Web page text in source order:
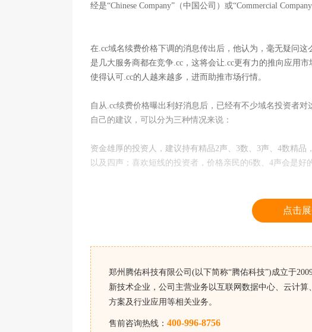
经是“Chinese Company”（中国公司）或“Commercial
在.cc域名续费价格下调的消息传出后，他认为，毫无疑问
是几大服务商都在竞争.cc，这将会让.cc更有力的推向应用
使得认可.cc的人越来越多，进而助推市场行情。
自从.cc续费价格曝出利好消息后，已经有不少域名投资者
自己的建议，可以分为三种情况来说：
资金雄厚的投资人，建议持有精品2声、3数、3声、4数精
以及四声；喜欢短线的投资者，价格亲民的6数、4声会是好
点击
郑州腾佑科技有限公司(以下简称“腾佑科技”)成立于
新技术企业，公司主营业务以互联网数据中心、云计
方案及行业应用等相关业务。
售前咨询热线： 400-996-8756